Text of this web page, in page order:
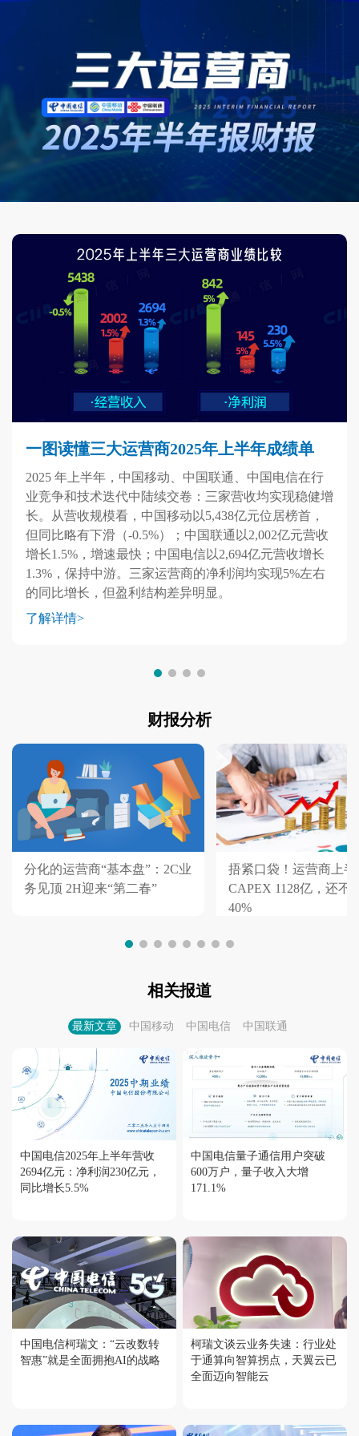
一图读懂三大运营商2025年上半年成绩单
2025 年上半年，中国移动、中国联通、中国电信在行
业竞争和技术迭代中陆续交卷：三家营收均实现稳健增
长。从营收规模看，中国移动以5,438亿元位居榜首，
但同比略有下滑（-0.5%）；中国联通以2,002亿元营收
增长1.5%，增速最快；中国电信以2,694亿元营收增长
1.3%，保持中游。三家运营商的净利润均实现5%左右
的同比增长，但盈利结构差异明显。
了解详情>
财报分析
分化的运营商“基本盘”：2C业
务见顶 2H迎来“第二春”
捂紧口袋！运营商上
CAPEX 1128亿，还不
40%
相关报道
最新文章 中国移动 中国电信 中国联通
中国电信2025年上半年营收
2694亿元：净利润230亿元，
同比增长5.5%
中国电信量子通信用户突破
600万户，量子收入大增
171.1%
中国电信柯瑞文：“云改数转
智惠”就是全面拥抱AI的战略
柯瑞文谈云业务失速：行业处
于通算向智算拐点，天翼云已
全面迈向智能云